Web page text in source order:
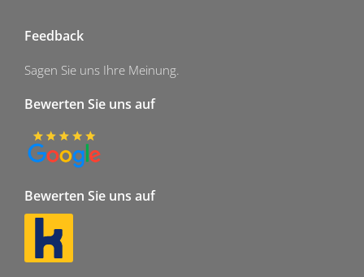
Feedback
Sagen Sie uns Ihre Meinung.
Bewerten Sie uns auf
Bewerten Sie uns auf